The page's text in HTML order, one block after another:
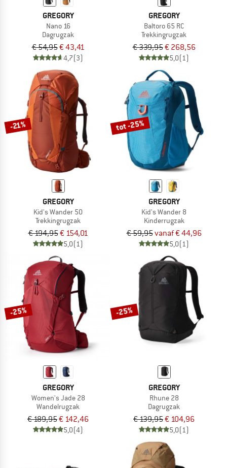
GREGORY
Nano 16
Dagrugzak
€ 54,95€ 43,41
4,7(3)
GREGORY
Baltoro 65 RC
Trekkingrugzak
€ 339,95€ 268,56
5,0(1)
-21%
GREGORY
Kid's Wander 50
Trekkingrugzak
€ 194,95€ 154,01
5,0(1)
tot -25%
GREGORY
Kid's Wander 8
Kinderrugzak
€ 59,95vanaf € 44,96
5,0(1)
-25%
GREGORY
Women's Jade 28
Wandelrugzak
€ 189,95€ 142,46
5,0(4)
-25%
GREGORY
Rhune 28
Dagrugzak
€ 139,95€ 104,96
5,0(1)